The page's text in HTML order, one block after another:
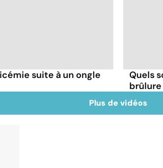
suite à un ongle
Quels
brûlure
Plus de vidéos